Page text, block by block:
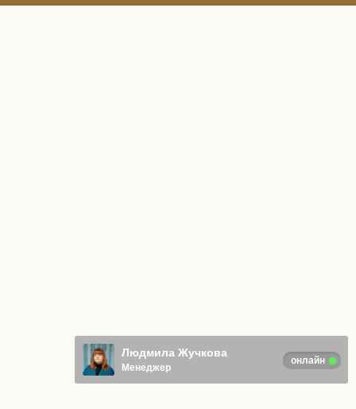
Людмила Жучкова
онлайн
Менеджер